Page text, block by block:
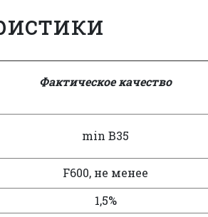
Фактическоекачество
min B35
F600, не менее
1,5%